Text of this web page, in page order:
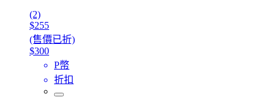
(2)
$255
(售價已折)
$300
P幣
折扣